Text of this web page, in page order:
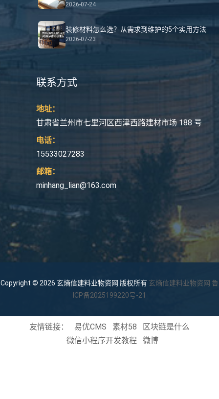
2026-07-24
装修材料怎么选？从需求到维护的5个实用方法
2026-07-23
联系方式
地址：
甘肃省兰州市七里河区西津西路建材市场 188 号
电话：
15533027283
邮箱：
minhang_lian@163.com
Copyright © 2026 玄熵信建料业物资网 版权所有 玄熵信建料业物资网 鲁
ICP备2025199220号-21
友情链接： 易优CMS 素材58
区块链是什么
微信小程序开发教程
微博